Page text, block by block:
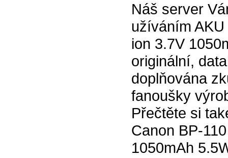
Náš server
užíváním
ion 3.7V
originální,
doplňována
fanoušky
Přečtěte si
Canon BP-
1050mAh